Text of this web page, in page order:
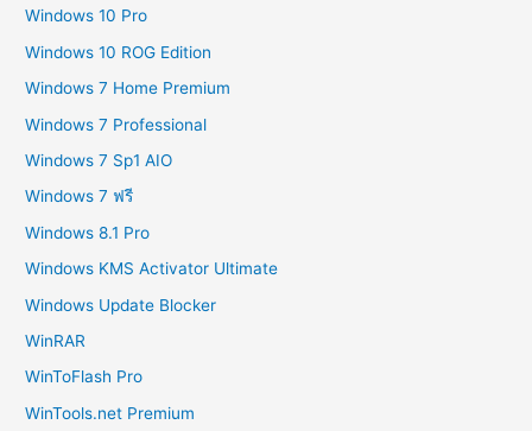
Windows 10 Pro
Windows 10 ROG Edition
Windows 7 Home Premium
Windows 7 Professional
Windows 7 Sp1 AIO
Windows 7 ฟรี
Windows 8.1 Pro
Windows KMS Activator Ultimate
Windows Update Blocker
WinRAR
WinToFlash Pro
WinTools.net Premium